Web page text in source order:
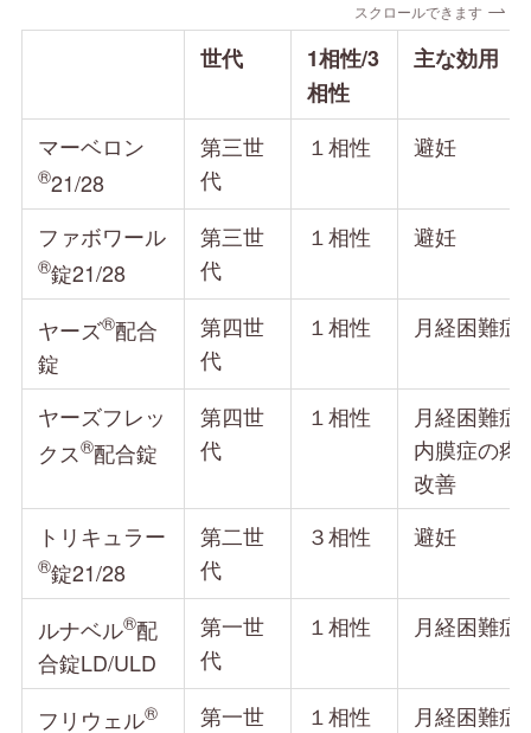
スクロールできます
世代
1相性/3
相性
主な効用
マーベロン
®︎21/28
第三世
代
１相性 避妊
ファボワール
®︎錠21/28
第三世
代
１相性 避妊
ヤーズ®︎配合
錠
第四世
代
１相性 月経困難症
ヤーズフレッ
クス®︎配合錠
第四世
代
１相性
月経困難症
内膜症の疼
改善
トリキュラー
®︎錠21/28
第二世
代
３相性 避妊
ルナベル®︎配
合錠LD/ULD
第一世
代
１相性 月経困難症
フリウェル®︎
第一世
１相性 月経困難症